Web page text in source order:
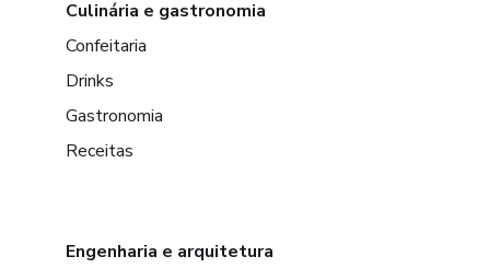
Culinária e gastronomia
Confeitaria
Drinks
Gastronomia
Receitas
Engenharia e arquitetura